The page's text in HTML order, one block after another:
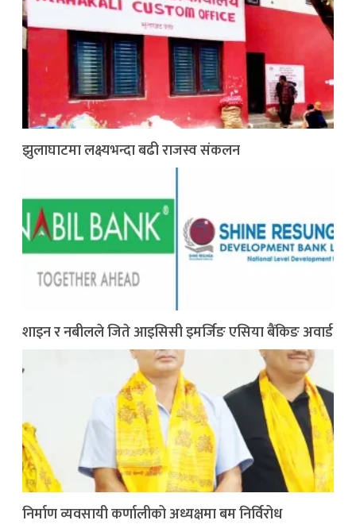
झुलाघाटमा लक्ष्यभन्दा बढी राजस्व संकलन
शाइन र नबीलले जिते आइसिसी इमर्जिङ एसिया बैंकिङ अवार्ड
निर्माण व्यवसायी कर्णालीको अध्यक्षमा बम निर्विरोध